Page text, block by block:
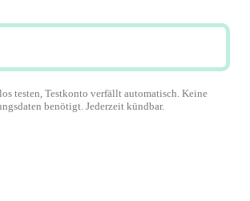
testen, Testkonto verfällt automatisch. Keine
benötigt. Jederzeit kündbar.